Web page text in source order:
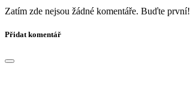
Zatím zde nejsou žádné komentáře. Buďte první!
Přidat komentář